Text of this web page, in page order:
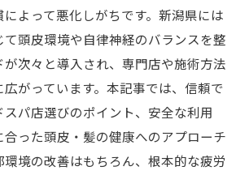
によって悪化しがちです。新潟県には
頭皮環境や自律神経のバランスを整
が次々と導入され、専門店や施術方法
がっています。本記事では、信頼で
スパ店選びのポイント、安全な利用
った頭皮・髪の健康へのアプローチ
環境の改善はもちろん、根本的な疲労